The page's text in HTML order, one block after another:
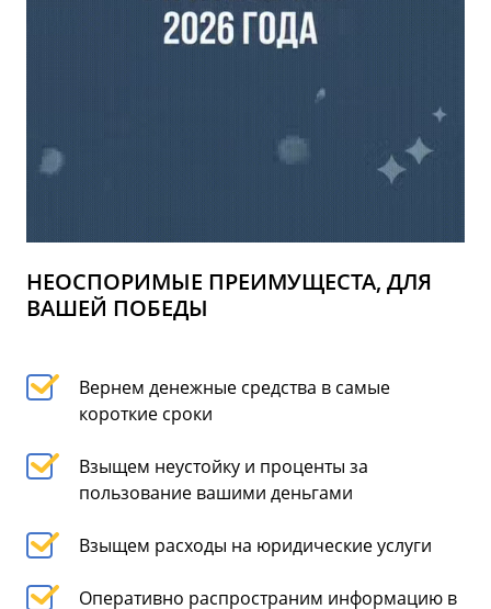
НЕОСПОРИМЫЕ ПРЕИМУЩЕСТА, ДЛЯ
ВАШЕЙ ПОБЕДЫ
Вернем денежные средства в самые
короткие сроки
Взыщем неустойку и проценты за
пользование вашими деньгами
Взыщем расходы на юридические услуги
Оперативно распространим информацию в